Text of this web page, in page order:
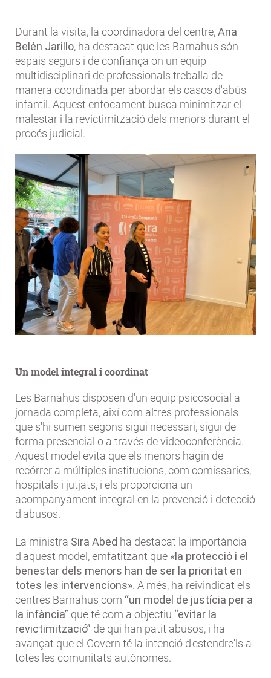
Durant la visita, la coordinadora del centre,Ana
Belén Jarillo, ha destacat que les Barnahus són
espais segurs i de confiança on un equip
multidisciplinari de professionals treballa de
manera coordinada per abordar els casos d'abús
infantil. Aquest enfocament busca minimitzar el
malestar i la revictimització dels menors durant el
procés judicial.
Un model integral i coordinat
Les Barnahus disposen d'un equip psicosocial a
jornada completa, així com altres professionals
que s'hi sumen segons sigui necessari, sigui de
forma presencial o a través de videoconferència.
Aquest model evita que els menors hagin de
recórrer a múltiples institucions, com comissaries,
hospitals i jutjats, i els proporciona un
acompanyament integral en la prevenció i detecció
d'abusos.
La ministra Sira Abed ha destacat la importància
d'aquest model, emfatitzant que «la protecció i el
benestar dels menors han de ser la prioritat en
totes les intervencions». A més, ha reivindicat els
centres Barnahus com “un model de justícia per a
la infància” que té com a objectiu “evitar la
revictimització” de qui han patit abusos, i ha
avançat que el Govern té la intenció d'estendre'ls a
totes les comunitats autònomes.